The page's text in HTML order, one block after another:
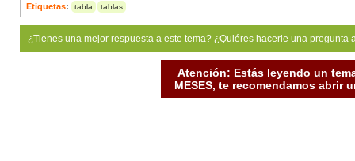
Etiquetas: tabla tablas
¿Tienes una mejor respuesta a este tema? ¿Quiéres hacerle una
Atención: Estás leyendo un
MESES, te recomendamos abrir